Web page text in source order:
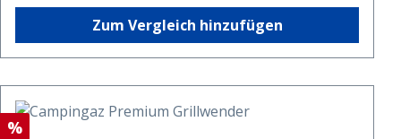
Zum Vergleich hinzufügen
Rabatt
%